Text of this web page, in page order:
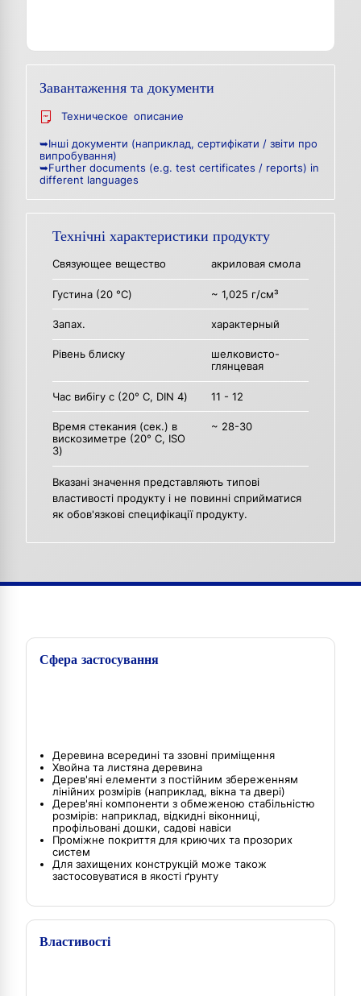
Завантаження та документи
Техническое описание
➥Інші документи (наприклад, сертифікати / звіти про
випробування)
➥Further documents (e.g. test certificates / reports) in
different languages
Технічні характеристики продукту
Связующее вещество акриловая смола
Густина (20 °C) ~ 1,025 г/см³
Запах. характерный
Рівень блиску
шелковисто-
глянцевая
Час вибігу с (20° C, DIN 4) 11 - 12
Время стекания (сек.) в
вискозиметре (20° C, ISO
3)
~ 28-30
Вказані значення представляють типові
властивості продукту і не повинні сприйматися
як обов'язкові специфікації продукту.
Сфера застосування
Деревина всередині та ззовні приміщення
Хвойна та листяна деревина
Дерев'яні елементи з постійним збереженням
лінійних розмірів (наприклад, вікна та двері)
Дерев'яні компоненти з обмеженою стабільністю
розмірів: наприклад, відкидні віконниці,
профільовані дошки, садові навіси
Проміжне покриття для криючих та прозорих
систем
Для захищених конструкцій може також
застосовуватися в якості ґрунту
Властивості